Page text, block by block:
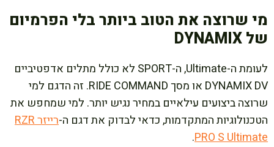
מי שרוצה את הטוב ביותר בלי הפרמיום
של DYNAMIX
לעומת ה-Ultimate, ה-SPORT לא כולל מתלים אדפטיביים
DYNAMIX DV או מסך RIDE COMMAND. זה הדגם למי
שרוצה ביצועים עילאיים במחיר נגיש יותר. למי שמחפש את
הטכנולוגיות המתקדמות, כדאי לבדוק את דגם ה-
רייזר RZR
PRO S Ultimate
.